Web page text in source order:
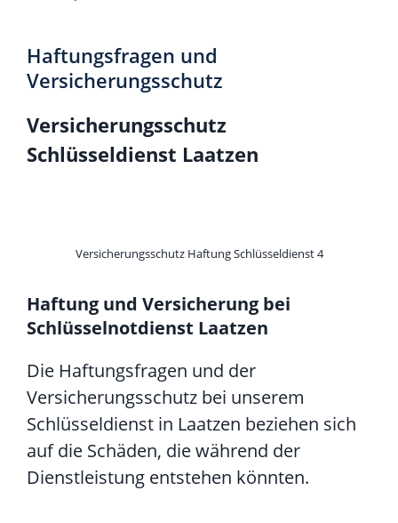
Haftungsfragen und
Versicherungsschutz
Versicherungsschutz
Schlüsseldienst Laatzen
Versicherungsschutz Haftung Schlüsseldienst 4
Haftung und Versicherung bei
Schlüsselnotdienst Laatzen
Die Haftungsfragen und der
Versicherungsschutz bei unserem
Schlüsseldienst in Laatzen beziehen sich
auf die Schäden, die während der
Dienstleistung entstehen könnten.